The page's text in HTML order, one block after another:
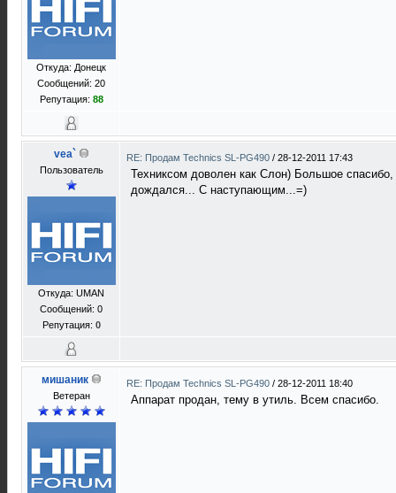
Откуда: Донецк
Сообщений: 20
Репутация: 88
vea`
Пользователь
Откуда: UMAN
Сообщений: 0
Репутация: 0
RE: Продам Technics SL-PG490 / 28-12-2011 17:43
Техниксом доволен как Слон) Большое
дождался... С наступающим...=)
мишаник
Ветеран
RE: Продам Technics SL-PG490 / 28-12-2011 18:40
Аппарат продан, тему в утиль. Всем спасибо.